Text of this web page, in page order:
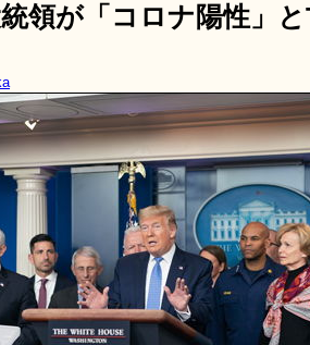
領が「コロナ陽性」